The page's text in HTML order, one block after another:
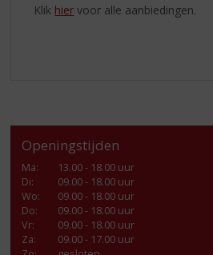
Klik hier voor alle aanbiedingen.
Openingstijden
Ma:
13.00 - 18.00 uur
Di:
09.00 - 18.00 uur
Wo:
09.00 - 18.00 uur
Do:
09.00 - 18.00 uur
Vr:
09.00 - 18.00 uur
Za:
09.00 - 17.00 uur